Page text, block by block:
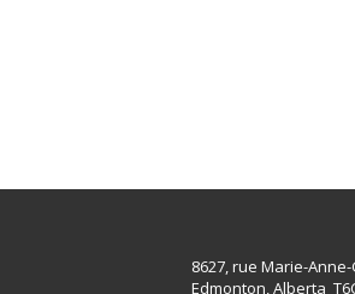
8627, rue Marie-
Edmonton, Alberta